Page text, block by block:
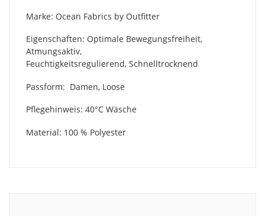
Marke: Ocean Fabrics by Outfitter
Eigenschaften: Optimale Bewegungsfreiheit,
Atmungsaktiv,
Feuchtigkeitsregulierend, Schnelltrocknend
Passform: Damen, Loose
Pflegehinweis: 40°C Wäsche
Material: 100 % Polyester